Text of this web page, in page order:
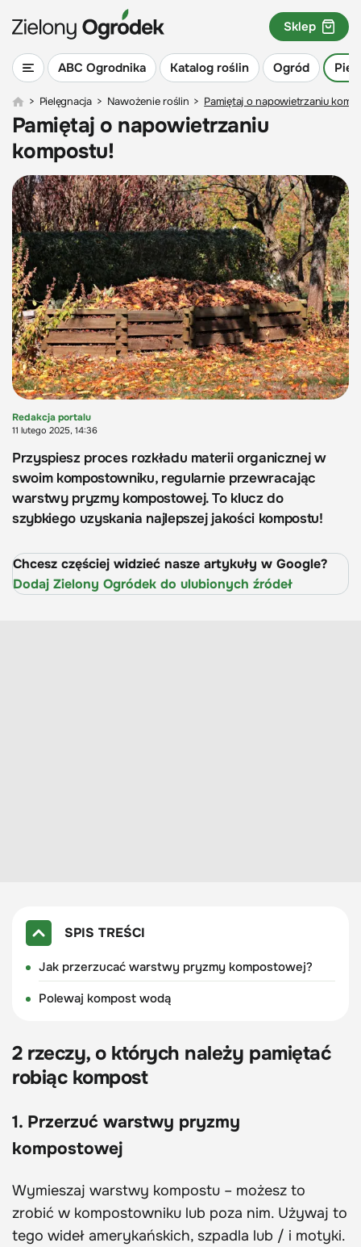
ABC Ogrodnika Katalog roślin Ogród
Sklep
> Pielęgnacja > Nawożenie roślin > Pamiętaj o napowietrzaniu
Pamiętaj o napowietrzaniu
kompostu!
Redakcja portalu
11 lutego 2025, 14:36
Przyspiesz proces rozkładu materii organicznej w
swoim kompostowniku, regularnie przewracając
warstwy pryzmy kompostowej. To klucz do
szybkiego uzyskania najlepszej jakości kompostu!
Chcesz częściej widzieć nasze artykuły w Google?
Dodaj Zielony Ogródek do ulubionych źródeł
SPIS TREŚCI
Jak przerzucać warstwy pryzmy kompostowej?
Polewaj kompost wodą
2 rzeczy, o których należy pamiętać
robiąc kompost
1. Przerzuć warstwy pryzmy
kompostowej
Wymieszaj warstwy kompostu – możesz to
zrobić w kompostowniku lub poza nim. Używaj to
tego wideł amerykańskich, szpadla lub / i motyki.